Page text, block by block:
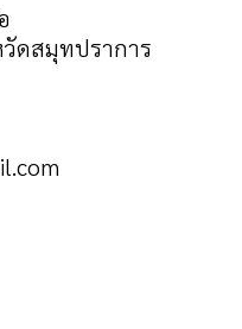
วัดสมุทปราการ